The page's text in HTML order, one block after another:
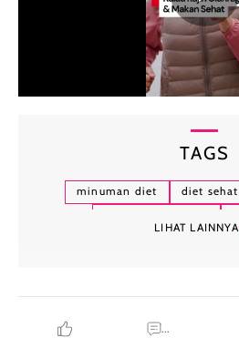
TAGS
minuman diet diet sehat
LIHAT LAINNYA
...